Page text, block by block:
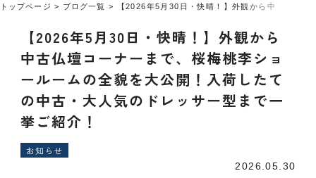
トップページ ブログ一覧 【2026年5月30日・快晴！】外観から中古仏壇
【2026年5月30日・快晴！】外観から
中古仏壇コーナーまで、桜梅桃李ショ
ールームの全貌を大公開！入荷したて
の中古・大人気のドレッサー型まで一
挙ご紹介！
お知らせ
2026.05.30